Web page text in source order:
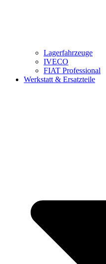
Lagerfahrzeuge
IVECO
FIAT Professional
Werkstatt & Ersatzteile